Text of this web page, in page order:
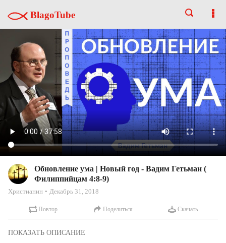
BlagoTube
Обновление ума | Новый год - Вадим Гетьман (
Филиппийцам 4:8-9)
Христианин Декабрь 31, 2018
Повтор Поделиться Скачать
Проповедь на новый год